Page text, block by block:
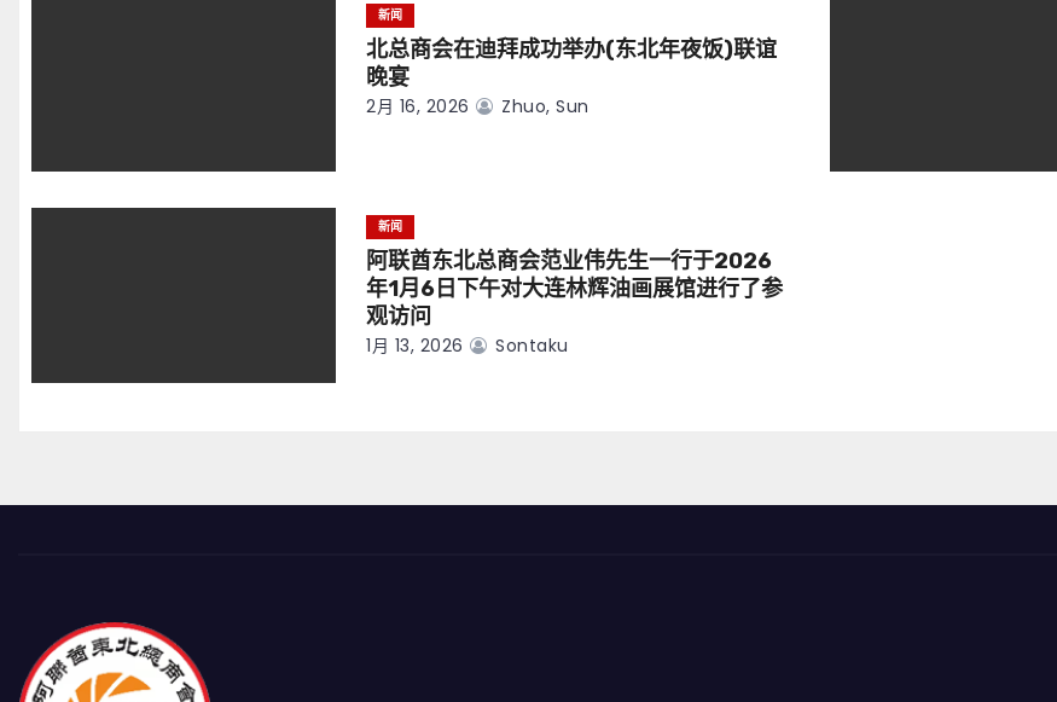
新闻
北总商会在迪拜成功举办(东北年夜饭)联谊
晚宴
2月 16, 2026 Zhuo, Sun
新闻
阿联酋东北总商会范业伟先生一行于2026
年1月6日下午对大连林辉油画展馆进行了参
观访问
1月 13, 2026 Sontaku